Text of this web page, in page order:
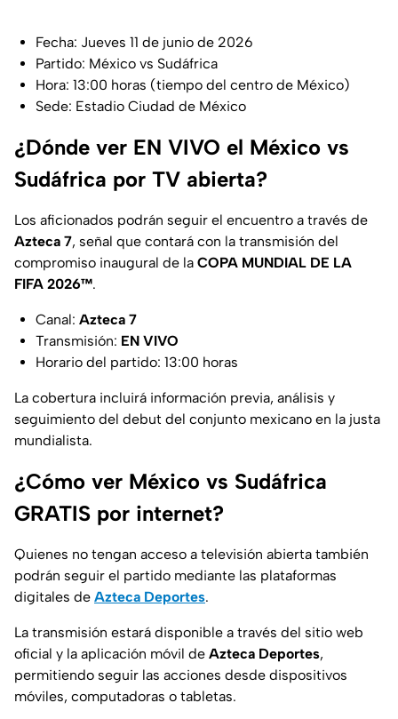
Fecha: Jueves 11 de junio de 2026
Partido: México vs Sudáfrica
Hora: 13:00 horas (tiempo del centro de México)
Sede: Estadio Ciudad de México
¿Dónde ver EN VIVO el México vs
Sudáfrica por TV abierta?
Los aficionados podrán seguir el encuentro a través de
Azteca 7, señal que contará con la transmisión del
compromiso inaugural de la COPA MUNDIAL DE LA
FIFA 2026™️.
Canal: Azteca 7
Transmisión: EN VIVO
Horario del partido: 13:00 horas
La cobertura incluirá información previa, análisis y
seguimiento del debut del conjunto mexicano en la justa
mundialista.
¿Cómo ver México vs Sudáfrica
GRATIS por internet?
Quienes no tengan acceso a televisión abierta también
podrán seguir el partido mediante las plataformas
digitales de Azteca Deportes.
La transmisión estará disponible a través del sitio web
oficial y la aplicación móvil de Azteca Deportes,
permitiendo seguir las acciones desde dispositivos
móviles, computadoras o tabletas.